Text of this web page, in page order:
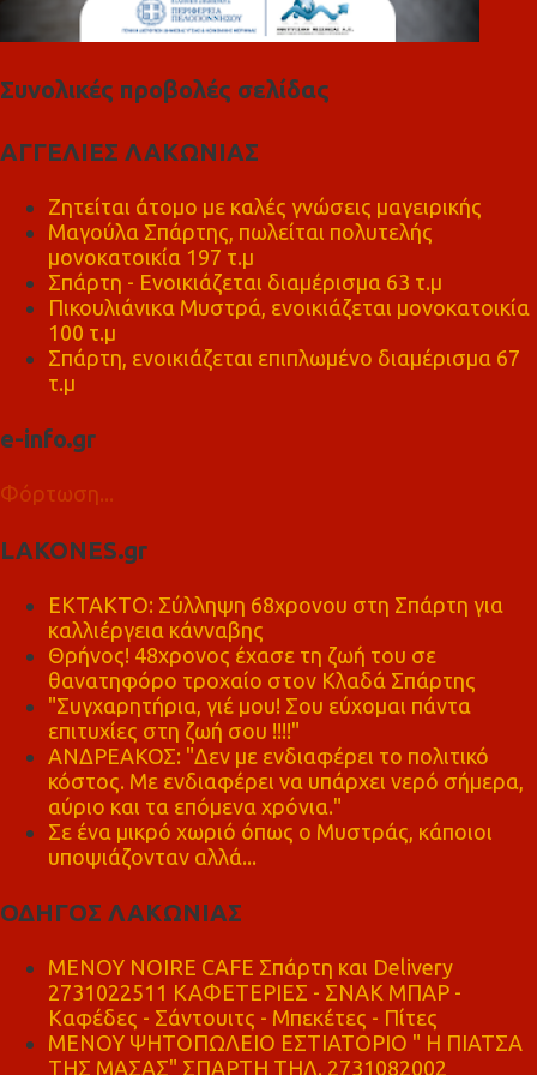
Συνολικές προβολές σελίδας
ΑΓΓΕΛΙΕΣ ΛΑΚΩΝΙΑΣ
Ζητείται άτομο με καλές γνώσεις μαγειρικής
Μαγούλα Σπάρτης, πωλείται πολυτελής
μονοκατοικία 197 τ.μ
Σπάρτη - Ενοικιάζεται διαμέρισμα 63 τ.μ
Πικουλιάνικα Μυστρά, ενοικιάζεται μονοκατοικία
100 τ.μ
Σπάρτη, ενοικιάζεται επιπλωμένο διαμέρισμα 67
τ.μ
e-info.gr
Φόρτωση...
LAKONES.gr
ΕΚΤΑΚΤΟ: Σύλληψη 68χρονου στη Σπάρτη για
καλλιέργεια κάνναβης
Θρήνος! 48χρονος έχασε τη ζωή του σε
θανατηφόρο τροχαίο στον Κλαδά Σπάρτης
"Συγχαρητήρια, γιέ μου! Σου εύχομαι πάντα
επιτυχίες στη ζωή σου !!!!"
ΑΝΔΡΕΑΚΟΣ: "Δεν με ενδιαφέρει το πολιτικό
κόστος. Με ενδιαφέρει να υπάρχει νερό σήμερα,
αύριο και τα επόμενα χρόνια."
Σε ένα μικρό χωριό όπως ο Μυστράς, κάποιοι
υποψιάζονταν αλλά...
ΟΔΗΓΟΣ ΛΑΚΩΝΙΑΣ
MENOY NOIRE CAFE Σπάρτη και Delivery
2731022511 ΚΑΦΕΤΕΡΙΕΣ - ΣΝΑΚ ΜΠΑΡ -
Καφέδες - Σάντουιτς - Μπεκέτες - Πίτες
ΜΕΝΟΥ ΨΗΤΟΠΩΛΕΙΟ ΕΣΤΙΑΤΟΡΙΟ " Η ΠΙΑΤΣΑ
ΤΗΣ ΜΑΣΑΣ" ΣΠΑΡΤΗ ΤΗΛ. 2731082002